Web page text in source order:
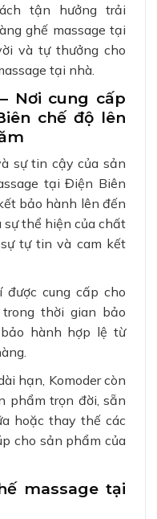
tận hưởng trải
ghế massage tại
và tự thưởng cho
tại nhà.
Nơi cung cấp
chế độ lên
sự tin cậy của sản
tại Điện Biên
bảo hành lên đến
thể hiện của chất
tự tin và cam kết
cung cấp cho
thời gian bảo
hành hợp lệ từ
hạn, Komoder còn
phẩm trọn đời, sẵn
hoặc thay thế các
cho sản phẩm của
massage tại